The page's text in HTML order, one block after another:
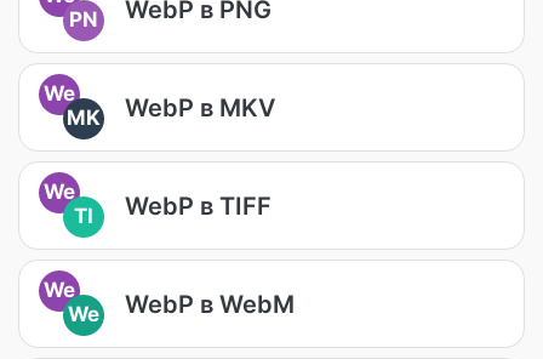
PN
WebP в PNG
We
MK
WebP в MKV
We
TI
WebP в TIFF
We
We
WebP в WebM